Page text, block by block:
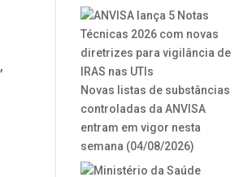
Novas listas de substâncias
controladas da ANVISA
entram em vigor nesta
semana (04/08/2026)